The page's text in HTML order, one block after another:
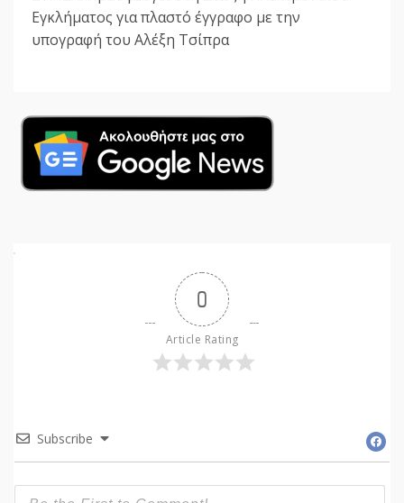
Εγκλήματος για πλαστό έγγραφο με την
υπογραφή του Αλέξη Τσίπρα
0
Article Rating
Subscribe